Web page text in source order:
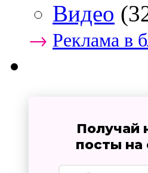
Видео
→ Реклама в
Получай
посты на